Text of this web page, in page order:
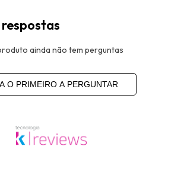
ainda não tem perguntas
O PRIMEIRO A PERGUNTAR